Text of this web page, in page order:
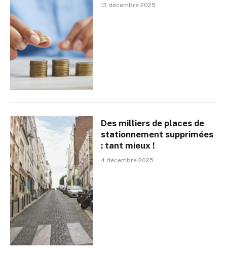
13 décembre 2025
Des milliers de places de
stationnement supprimées
: tant mieux !
4 décembre 2025